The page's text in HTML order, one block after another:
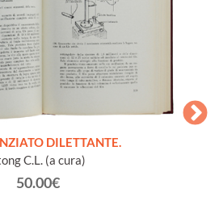
DILETTANTE.
C.L. (a cura)
50.00€